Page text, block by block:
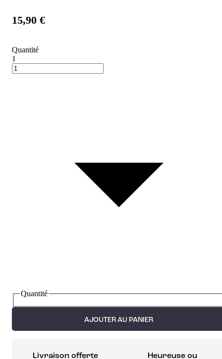
15,90 €
Quantité
1
Quantité
AJOUTER AU PANIER
Livraison offerte Heureuse ou